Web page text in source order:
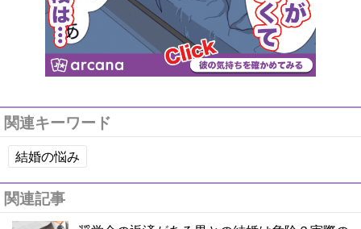
関連キーワード
結婚の悩み
関連記事